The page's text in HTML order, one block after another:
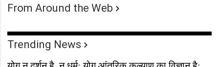
From Around the Web
Trending News